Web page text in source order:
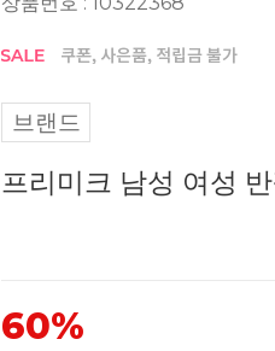
브랜드
프리미크 남성 여성
60%